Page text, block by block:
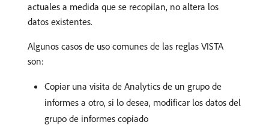
actuales a medida que se recopilan, no altera los
datos existentes.
Algunos casos de uso comunes de las reglas VISTA
son:
Copiar una visita de Analytics de un grupo de
informes a otro, si lo desea, modificar los datos del
grupo de informes copiado